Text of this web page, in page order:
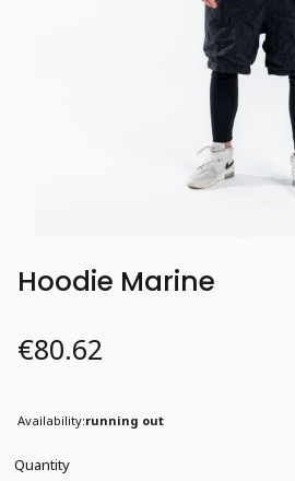
Hoodie Marine
Price
€80.62
Availability:running out
Quantity